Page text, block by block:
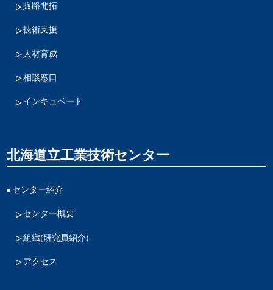
販路開拓
技術支援
人材育成
相談窓口
インキュベート
北海道立工業技術センター
センター紹介
センター概要
組織(研究員紹介)
アクセス